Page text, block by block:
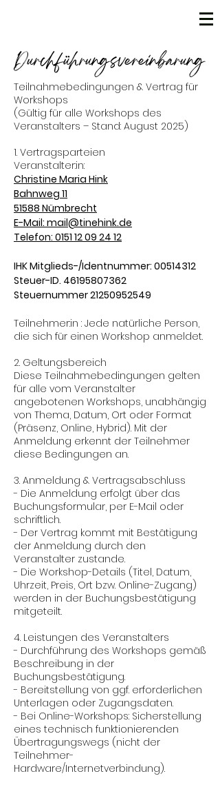
Durchführungsvereinbarung
Teilnahmebedingungen & Vertrag für
Workshops
(Gültig für alle Workshops des
Veranstalters – Stand: August 2025)
1. Vertragsparteien
Veranstalter:in:
Christine Maria Hink
Bahnweg 11
51588 Nümbrecht
E-Mail: mail@tinehink.de
Telefon: 0151 12 09 24 12
IHK Mitglieds-/Identnummer: 00514312
Steuer-ID. 46195807362
Steuernummer21250952549
Teilnehmer:in : Jede natürliche Person,
die sich für einen Workshop anmeldet.
2. Geltungsbereich
Diese Teilnahmebedingungen gelten
für alle vom Veranstalter
angebotenen Workshops, unabhängig
von Thema, Datum, Ort oder Format
(Präsenz, Online, Hybrid). Mit der
Anmeldung erkennt der Teilnehmer
diese Bedingungen an.
3. Anmeldung & Vertragsabschluss
- Die Anmeldung erfolgt über das
Buchungsformular, per E-Mail oder
schriftlich.
- Der Vertrag kommt mit Bestätigung
der Anmeldung durch den
Veranstalter zustande.
- Die Workshop-Details (Titel, Datum,
Uhrzeit, Preis, Ort bzw. Online-Zugang)
werden in der Buchungsbestätigung
mitgeteilt.
4. Leistungen des Veranstalters
- Durchführung des Workshops gemäß
Beschreibung in der
Buchungsbestätigung.
- Bereitstellung von ggf. erforderlichen
Unterlagen oder Zugangsdaten.
- Bei Online-Workshops: Sicherstellung
eines technisch funktionierenden
Übertragungswegs (nicht der
Teilnehmer-
Hardware/Internetverbindung).